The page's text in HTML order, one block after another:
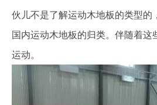
伙儿不是了解运动木地板的类型的
国内运动木地板的归类。伴随着这
运动。